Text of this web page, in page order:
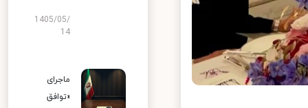
1405/05/
14
ماجرای
«توافق